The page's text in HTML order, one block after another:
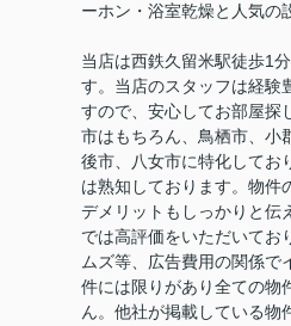
ーホン・浴室乾燥と人気の
当店は西鉄久留米駅徒歩1
す。当店のスタッフは経験
すので、安心してお部屋探
市はもちろん、鳥栖市、小
後市、八女市に特化してお
は熟知しております。物件
デメリットもしっかりと伝
では高評価をいただいてお
ムズ等、広告費用の関係で
件には限りがあり全ての物
ん。他社が掲載している物